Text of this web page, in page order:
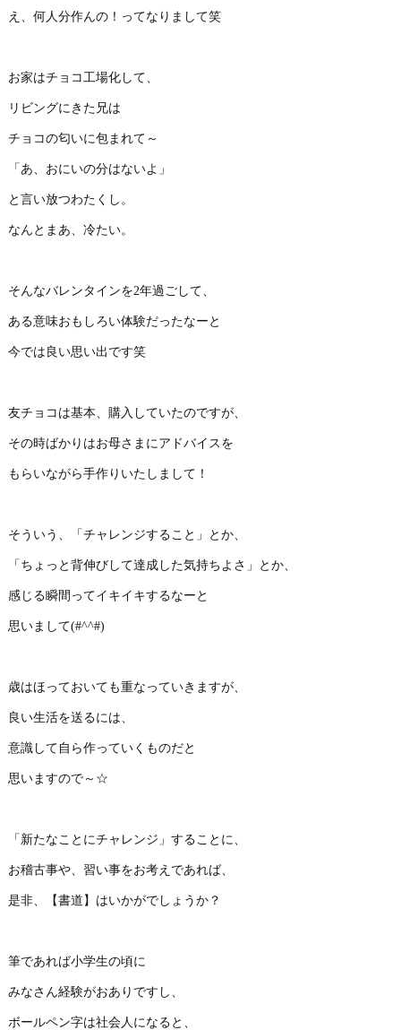
え、何人分作んの！ってなりまして笑
お家はチョコ工場化して、
リビングにきた兄は
チョコの匂いに包まれて～
「あ、おにいの分はないよ」
と言い放つわたくし。
なんとまあ、冷たい。
そんなバレンタインを2年過ごして、
ある意味おもしろい体験だったなーと
今では良い思い出です笑
友チョコは基本、購入していたのですが、
その時ばかりはお母さまにアドバイスを
もらいながら手作りいたしまして！
そういう、「チャレンジすること」とか、
「ちょっと背伸びして達成した気持ちよさ」とか、
感じる瞬間ってイキイキするなーと
思いまして(#^^#)
歳はほっておいても重なっていきますが、
良い生活を送るには、
意識して自ら作っていくものだと
思いますので～☆
「新たなことにチャレンジ」することに、
お稽古事や、習い事をお考えであれば、
是非、【書道】はいかがでしょうか？
筆であれば小学生の頃に
みなさん経験がおありですし、
ボールペン字は社会人になると、